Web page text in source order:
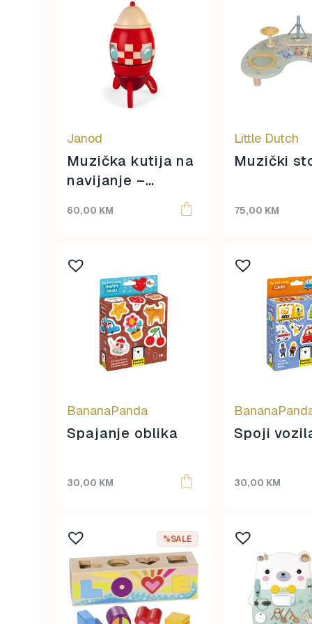
Janod
Muzička kutija na
navijanje –
60,00 KM
Little Dutch
Muzički
75,00 KM
BananaPanda
Spajanje oblika
30,00 KM
Spoji
30,00 KM
%SALE